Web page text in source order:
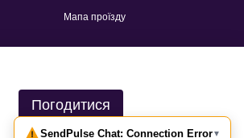
Мапа проїзду
Погодитися